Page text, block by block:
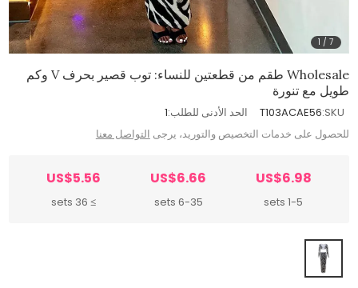
1 /7
Wholesale طقم من قطعتين للنساء: توب قصير بحرف V وكم
طويل مع تنورة
SKU:
T103ACAE56 الحد الأدنى للطلب:1
للحصول على خدمات التخصيص والتوريد، يرجى التواصل معنا
US$6.98
1-5 sets
US$6.66
6-35 sets
US$5.56
≥ 36 sets